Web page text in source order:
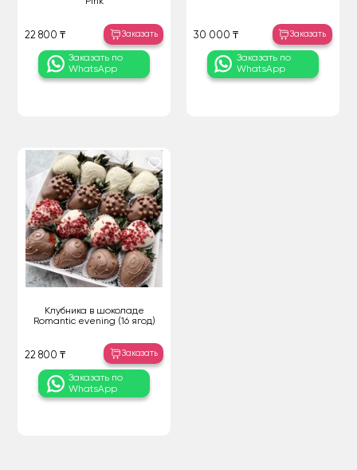
22 800 ₸ Заказать
Заказать по
WhatsApp
30 000 ₸ Заказать
Заказать по
WhatsApp
Клубника в шоколаде
Romantic evening (16 ягод)
22 800 ₸ Заказать
Заказать по
WhatsApp